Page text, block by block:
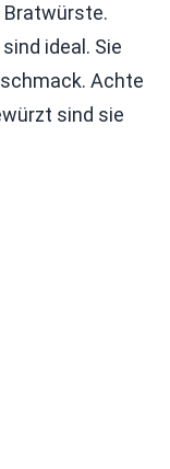
Bratwürste.
ideal. Sie
Achte
sind sie